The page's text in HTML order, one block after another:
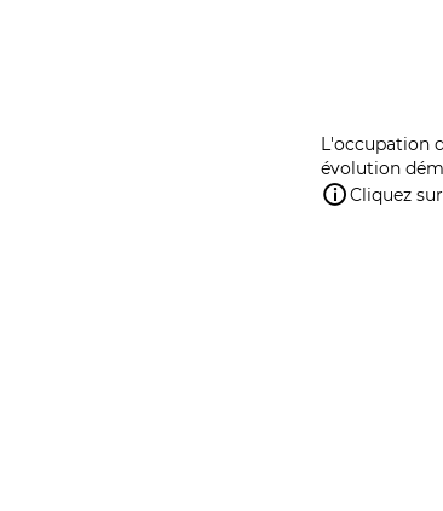
L'occupation
évolution
Cliquez